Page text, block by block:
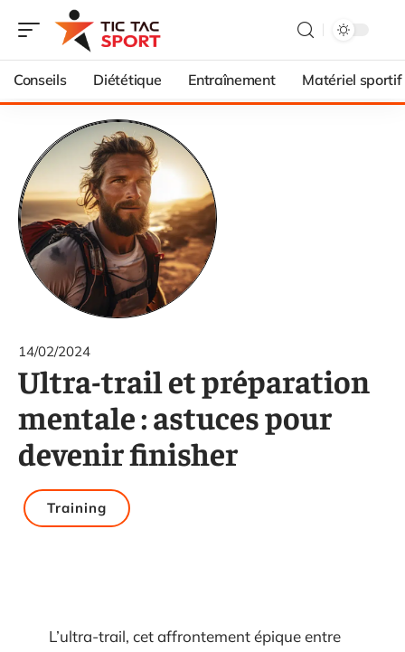
Conseils Diététique Entraînement Matériel sportif
14/02/2024
Ultra-trail et préparation
mentale : astuces pour
devenir finisher
Training
L’ultra-trail, cet affrontement épique entre